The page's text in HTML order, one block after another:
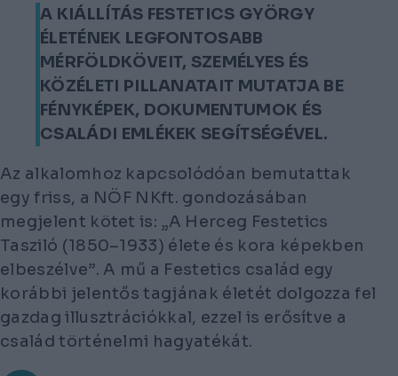
A KIÁLLÍTÁS FESTETICS GYÖRGY
ÉLETÉNEK LEGFONTOSABB
MÉRFÖLDKÖVEIT, SZEMÉLYES ÉS
KÖZÉLETI PILLANATAIT MUTATJA BE
FÉNYKÉPEK, DOKUMENTUMOK ÉS
CSALÁDI EMLÉKEK SEGÍTSÉGÉVEL.
Az alkalomhoz kapcsolódóan bemutattak
egy friss, a NÖF NKft. gondozásában
megjelent kötet is: „A Herceg Festetics
Tasziló (1850–1933) élete és kora képekben
elbeszélve”. A mű a Festetics család egy
korábbi jelentős tagjának életét dolgozza fel
gazdag illusztrációkkal, ezzel is erősítve a
család történelmi hagyatékát.